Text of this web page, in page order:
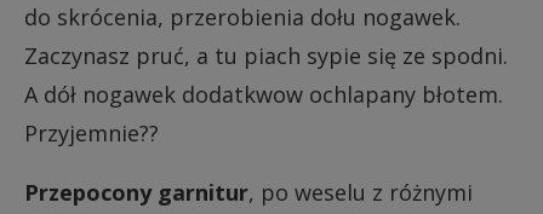
do skrócenia, przerobienia dołu nogawek.
Zaczynasz pruć, a tu piach sypie się ze spodni.
A dół nogawek dodatkwow ochlapany błotem.
Przyjemnie??
Przepocony garnitur, po weselu z różnymi